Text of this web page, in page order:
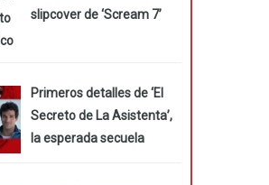
slipcover de ‘Scream 7’
Primeros detalles de ‘El
Secreto de La Asistenta’,
la esperada secuela